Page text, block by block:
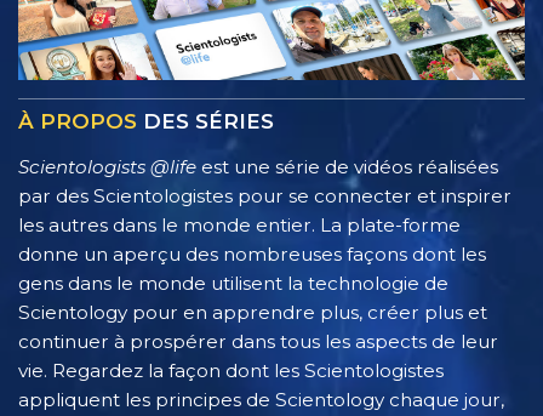
À PROPOS DES SÉRIES
Scientologists @life est une série de vidéos réalisées
par des Scientologistes pour se connecter et inspirer
les autres dans le monde entier. La plate-forme
donne un aperçu des nombreuses façons dont les
gens dans le monde utilisent la technologie de
Scientology pour en apprendre plus, créer plus et
continuer à prospérer dans tous les aspects de leur
vie. Regardez la façon dont les Scientologistes
appliquent les principes de Scientology chaque jour,